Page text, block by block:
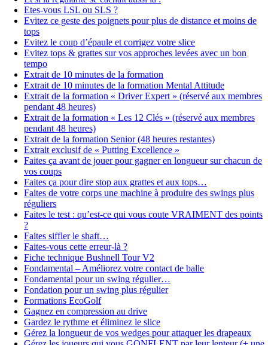
Etes-vous LSL ou SLS ?
Evitez ce geste des poignets pour plus de distance et moins de
tops
Evitez le coup d’épaule et corrigez votre slice
Evitez tops & grattes sur vos approches levées avec un bon
tempo
Extrait de 10 minutes de la formation
Extrait de 10 minutes de la formation Mental Attitude
Extrait de la formation « Driver Expert » (réservé aux membres
pendant 48 heures)
Extrait de la formation « Les 12 Clés » (réservé aux membres
pendant 48 heures)
Extrait de la formation Senior (48 heures restantes)
Extrait exclusif de « Putting Excellence »
Faites ça avant de jouer pour gagner en longueur sur chacun de
vos coups
Faites ça pour dire stop aux grattes et aux tops…
Faites de votre corps une machine à produire des swings plus
réguliers
Faites le test : qu’est-ce qui vous coute VRAIMENT des points
?
Faites siffler le shaft…
Faites-vous cette erreur-là ?
Fiche technique Bushnell Tour V2
Fondamental – Améliorez votre contact de balle
Fondamental pour un swing régulier…
Fondation pour un swing plus régulier
Formations EcoGolf
Gagnez en compression au drive
Gardez le rythme et éliminez le slice
Gérez la longueur de vos wedges pour attaquer les drapeaux